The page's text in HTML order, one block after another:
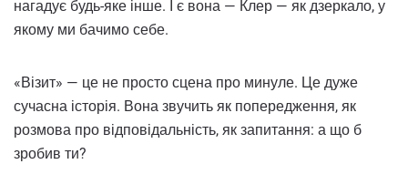
нагадує будь-яке інше. І є вона — Клер — як дзеркало, у
якому ми бачимо себе.
«Візит» — це не просто сцена про минуле. Це дуже
сучасна історія. Вона звучить як попередження, як
розмова про відповідальність, як запитання: а що б
зробив ти?